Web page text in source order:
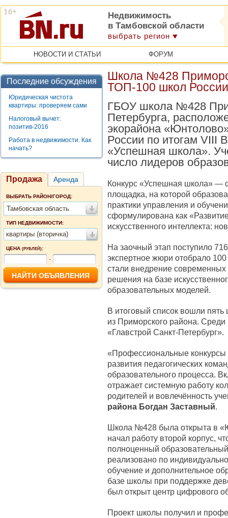
Недвижимость
в Тамбовской области
выбрать регион
НОВОСТИ И СТАТЬИ ФОРУМ
Последние обсуждения
Юридическая чистота
квартиры: проверяем сами
Налоговый вычет:
позитив-2016
Работа в недвижимости. Как
начать?
Продажа Аренда
ВЫБРАТЬ РАЙОН/ГОРОД:
Тамбовская область
ТИП НЕДВИЖИМОСТИ:
квартиры (вторичка)
ЦЕНА (РУБЛЕЙ):
-
Школа №428
ТОП-100 школ России
ГБОУ школа №428
Петербурга,
экорайона
России по итогам VIII
«Успешная школа».
число лидеров
Конкурс «Успешная школа» —
площадка, на которой
практики управления и
сформулирована как
искусственного интеллекта:
На заочный этап поступило
экспертное жюри отобрало
стали внедрение современных
решения на базе
образовательных моделей.
В итоговый список вошли пять
из Приморского района.
«Главстрой Санкт-Петербург».
«Профессиональные
развития педагогических
образовательного процесса.
отражает системную работу
родителей и вовлечённость
района Богдан Заставный.
Школа №428 была открыта в
начал работу второй корпус,
полноценный
реализовано по
обучение и дополнительное
базе школы при поддержке
был открыт центр цифрового
Проект школы получил и